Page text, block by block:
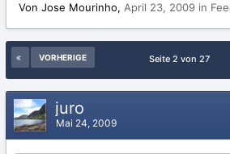
Von Jose Mourinho, April 23, 2009 in
VORHERIGE Seite 2 von 27
juro
Mai 24, 2009